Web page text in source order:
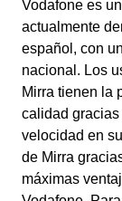
Vodafone es
actualmente
español, con
nacional. Los
Mirra tienen la
calidad gracias
velocidad en
de Mirra
máximas